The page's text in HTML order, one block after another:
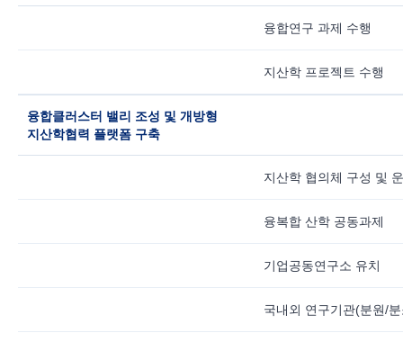
융합연구 과제 수행
지산학 프로젝트 수행
융합클러스터 밸리 조성 및 개방형
지산학협력 플랫폼 구축
지산학 협의체 구성 및
융복합 산학 공동과제
기업공동연구소 유치
국내외 연구기관(분원/